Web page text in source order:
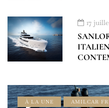
17
À LA UNE
AMILCAR